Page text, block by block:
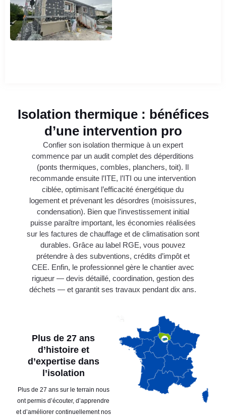
Isolation thermique : bénéfices
d’une intervention pro
Confier son isolation thermique à un expert
commence par un audit complet des déperditions
(ponts thermiques, combles, planchers, toit). Il
recommande ensuite l’ITE, l’ITI ou une intervention
ciblée, optimisant l’efficacité énergétique du
logement et prévenant les désordres (moisissures,
condensation). Bien que l’investissement initial
puisse paraître important, les économies réalisées
sur les factures de chauffage et de climatisation sont
durables. Grâce au label RGE, vous pouvez
prétendre à des subventions, crédits d’impôt et
CEE. Enfin, le professionnel gère le chantier avec
rigueur — devis détaillé, coordination, gestion des
déchets — et garantit ses travaux pendant dix ans.
Plus de 27 ans
d’histoire et
d’expertise dans
l’isolation
Plus de 27 ans sur le terrain nous
ont permis d’écouter, d’apprendre
et d’améliorer continuellement nos